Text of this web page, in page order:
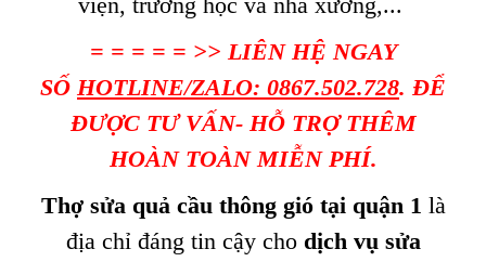
= = = = = >> LIÊN HỆ NGAY
SỐ HOTLINE/ZALO: 0867.502.728. ĐỂ
ĐƯỢC TƯ VẤN- HỖ TRỢ THÊM
HOÀN TOÀN MIỄN PHÍ.
Thợ sửa quả cầu thông gió tại quận1 là
địa chỉ đáng tin cậy cho dịch vụ sửa